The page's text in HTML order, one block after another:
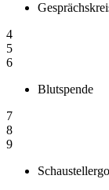
4
5
6
Blutspende
7
8
9